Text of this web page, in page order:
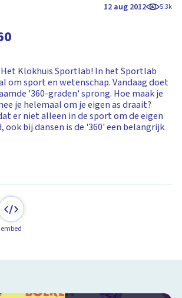
12 aug 2012 5.3k
Klokhuis Sportlab! In het Sportlab
om sport en wetenschap. Vandaag doet
'360-graden' sprong. Hoe maak je
je helemaal om je eigen as draait?
er niet alleen in de sport om de eigen
ook bij dansen is de '360' een belangrijk
embed